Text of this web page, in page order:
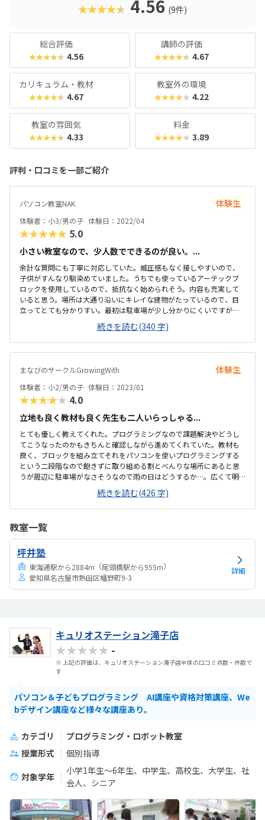
★★★★★ 4.56 (9件)
総合評価
★★★★★ 4.56
講師の評価
★★★★★ 4.67
カリキュラム・教材
★★★★★ 4.67
教室外の環境
★★★★★ 4.22
教室の雰囲気
★★★★★ 4.33
料金
★★★★★ 3.89
評判・口コミを一部ご紹介
パソコン教室NAK 体験生
体験者：小3/男の子 体験日：2022/04
★★★★★ 5.0
小さい教室なので、少人数でできるのが良い。...
余計な質問にも丁寧に対応していた。威圧感もなく接しやすいので、
子供がすんなり馴染めていました。うちでも使っているアーテックブ
ロックを使用しているので、抵抗なく始められそう。内容も充実して
いると思う。場所は大通り沿いにキレイな建物がたっているので、目
立ってとても分かりすい。最初は駐車場が少し分かりにくいですが、
換気等、気を使っておこなっていた。教室内も清潔感があり、リラッ
クスできる雰囲気。授業は月2回です。もう少し安いとありがたいです
が、他のプログラミングスクールより安価だと思います。自分が作っ
たものが動くので、楽しかったようです。内容は子供が興味を持つよ
ピングを学べます。色々と行き届いた教室だと思いました。
続きを読む(340 字)
まなびのサークルGrowingWith 体験生
体験者：小2/男の子 体験日：2023/01
★★★★★ 4.0
立地も良く教材も良く先生も二人いらっしゃる...
とても優しく教えてくれた。プログラミングなので課題解決やどうし
てこうなったのかもきちんと確認しながら進めてくれていた。教材も
良く、ブロックを組み立てそれをパソコンを使いプログラミングする
という二段階なので飽きずに取り組める割とべんりな場所にあると思
うが周辺に駐車場がなさそうなので雨の日はどうするか…。広くて明
るい。レンタルルームとして使われているようなので広すぎるくら
い、リラックスして授業を受けられた。時間と料金の提示が曖昧な所
があった。休んだ場合は振替等はなく次回はその2コマは飛ばして次の
るとの話だったので集中力が持つかどうか気になった。月1度と思うと
月謝は高いと感じる。一人の生徒に二人の先生になる予定ですとのこ
とで贅沢すぎるなと思う反面一緒に学ぶ友達がいるともっと良いなと
思った。教材カリキュラムは問題ないが、教材が良い...
続きを読む(426 字)
教室一覧
坪井塾
東海通駅から2884m （尾頭橋駅から955m）
愛知県名古屋市熱田区幡野町9-3
詳細
キュリオステーション滝子店
★★★★★ -
※ 上記の評価は、キュリオステーション滝子店全体の口コミ点数・件数で
す
パソコン＆子どもプログラミング AI講座や資格対策講座、We
bデザイン講座など様々な講座あり。
カテゴリ
プログラミング・ロボット教室
授業形式
個別指導
対象学年
小学1年生～6年生、中学生、高校生、大学生、社
会人、シニア